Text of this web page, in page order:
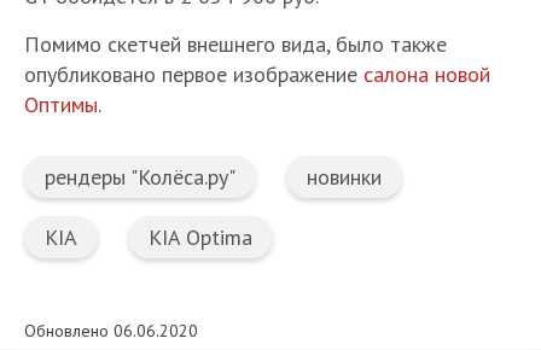
Помимо скетчей внешнего вида, было также
опубликовано первое изображение салона новой
Оптимы.
рендеры "Колёса.ру" новинки
KIA KIA Optima
Обновлено 06.06.2020